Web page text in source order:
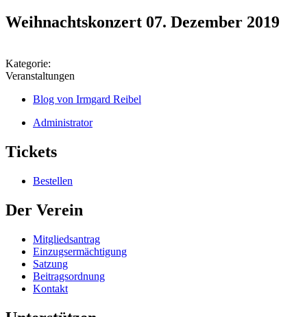
Weihnachtskonzert 07. Dezember 2019
Kategorie:
Veranstaltungen
Blog von Irmgard Reibel
Administrator
Tickets
Bestellen
Der Verein
Mitgliedsantrag
Einzugsermächtigung
Satzung
Beitragsordnung
Kontakt